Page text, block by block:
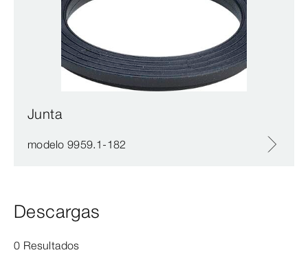
Junta
modelo 9959.1-182
Descargas
0 Resultados